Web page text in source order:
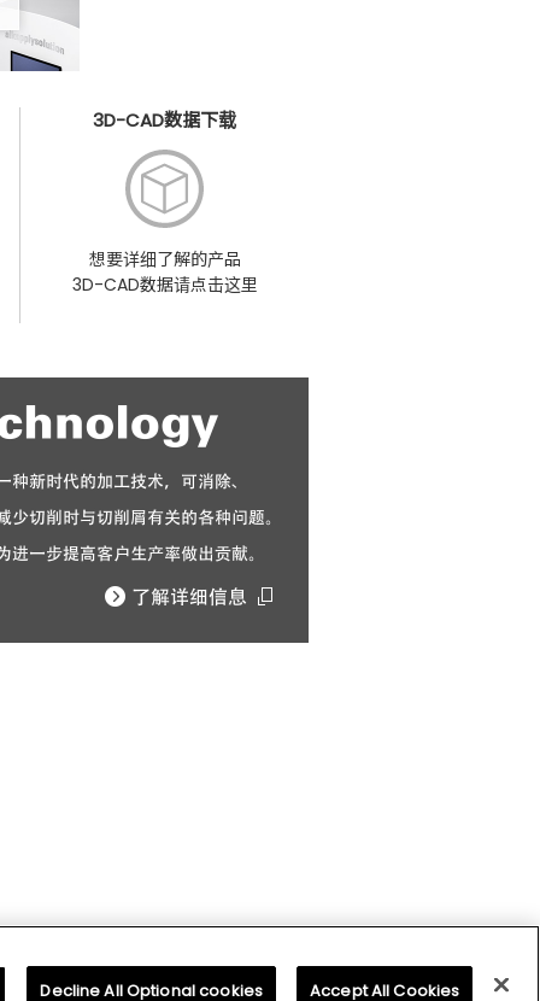
3D-CAD数据下载
想要详细了解的产品
3D-CAD数据请点击这里
Decline All Optional cookies Accept All Cookies